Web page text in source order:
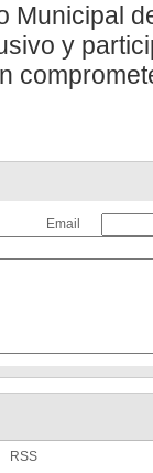
Municipal
y
Email
RSS